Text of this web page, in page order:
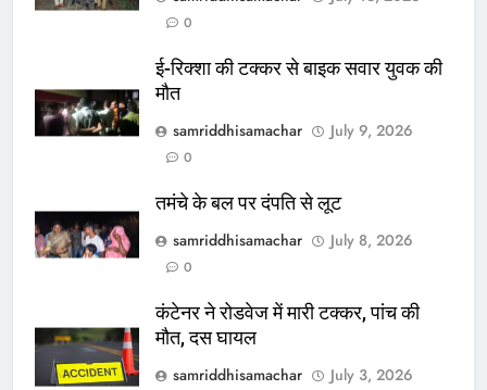
0
ई-रिक्शा की टक्कर से बाइक सवार युवक की
मौत
samriddhisamachar
July 9, 2026
0
तमंचे के बल पर दंपति से लूट
samriddhisamachar
July 8, 2026
0
कंटेनर ने रोडवेज में मारी टक्कर, पांच की
मौत, दस घायल
samriddhisamachar
July 3, 2026